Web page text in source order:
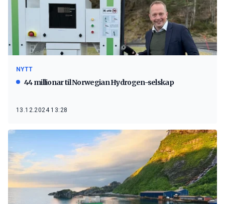
NYTT
44 millionar til Norwegian Hydrogen-selskap
13.12.2024 13:28